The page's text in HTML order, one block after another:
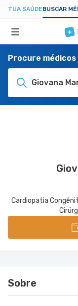
TUA SAÚDEBUSCAR
ESPECIALIDADES
Procure
Giovana
Cardiopatia
Sobre